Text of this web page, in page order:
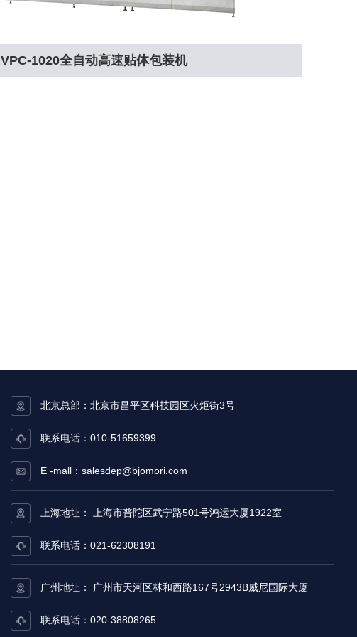
VPC-1020全自动高速贴体包装机
北京总部：北京市昌平区科技园区火炬街3号
联系电话：010-51659399
E -mall：salesdep@bjomori.com
上海地址： 上海市普陀区武宁路501号鸿运大厦1922室
联系电话：021-62308191
广州地址： 广州市天河区林和西路167号2943B威尼国际大厦
联系电话：020-38808265